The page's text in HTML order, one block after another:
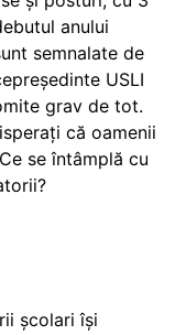
anului
semnalate de
USLI
grav de tot.
că oamenii
se întâmplă cu
școlari își